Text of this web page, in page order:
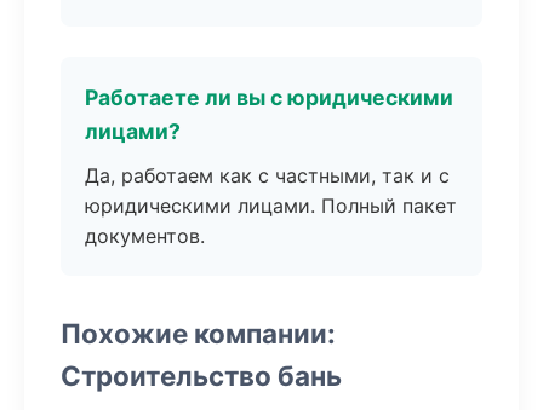
Работаете ли вы с юридическими
лицами?
Да, работаем как с частными, так и с
юридическими лицами. Полный пакет
документов.
Похожие компании:
Строительство бань